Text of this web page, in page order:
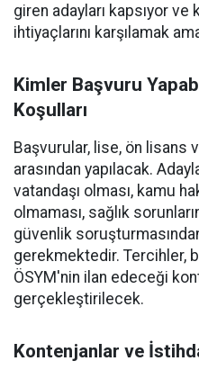
giren adayları kapsıyor ve
ihtiyaçlarını karşılamak
Kimler Başvuru
Koşulları
Başvurular, lise, ön lisans
arasından yapılacak.
vatandaşı olması, kamu
olmaması, sağlık
güvenlik
gerekmektedir. Tercihler,
ÖSYM'nin ilan edeceği
gerçekleştirilecek.
Kontenjanlar ve